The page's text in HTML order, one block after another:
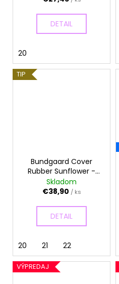
DETAIL
20
TIP
Bundgaard Cover
Rubber Sunflower -
Gumáky
Skladom
€38,90 / ks
DETAIL
20 21 22
VÝPREDAJ